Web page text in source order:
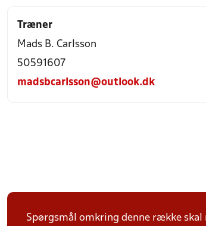
Træner
Mads B. Carlsson
50591607
madsbcarlsson@outlook.dk
Spørgsmål omkring denne række